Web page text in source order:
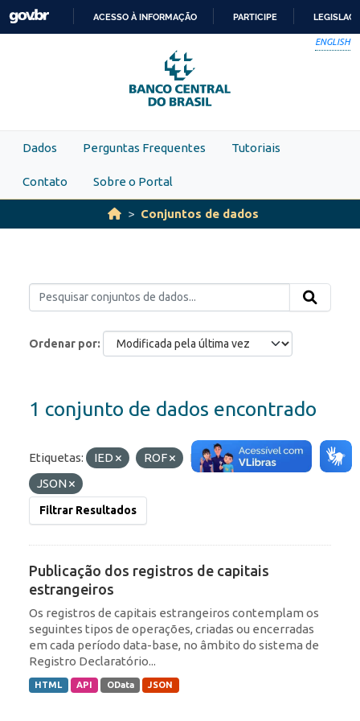
Skip to main content
PARA
O
CONTEÚDO
ACESSO À INFORMAÇÃO PARTICIPE
ENGLISH
Dados Perguntas Frequentes Tutoriais
Contato Sobre o Portal
Conjuntos de dados
Ordenar por
1 conjunto de dados encontrado
Etiquetas: IED ROF Formatos:
API
JSON
Filtrar Resultados
Publicação dos registros de capitais
estrangeiros
Os registros de capitais estrangeiros contemplam os
seguintes tipos de operações, criadas ou encerradas
em cada período data-base, no âmbito do sistema de
Registro Declaratório...
HTML API OData JSON